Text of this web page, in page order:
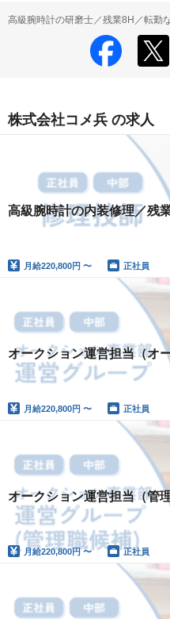
高級腕時計の研磨士／残業8H／転勤
株式会社コメ兵 の求人
高級腕時計の内装修理／残
月給220,800円 〜 正社員
オークション運営担当（オ
月給220,800円 〜 正社員
オークション運営担当（管
月給220,800円 〜 正社員